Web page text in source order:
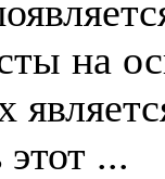
на
...